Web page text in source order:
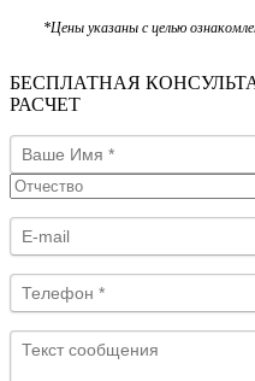
*Цены указаны с целью
БЕСПЛАТНАЯ
РАСЧЕТ